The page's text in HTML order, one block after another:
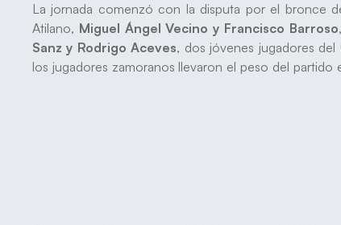
La jornada comenzó con la disputa por el bronce
Atilano, Miguel Ángel Vecino y Francisco Barroso
Sanz y Rodrigo Aceves, dos jóvenes jugadores
los jugadores zamoranos llevaron el peso del